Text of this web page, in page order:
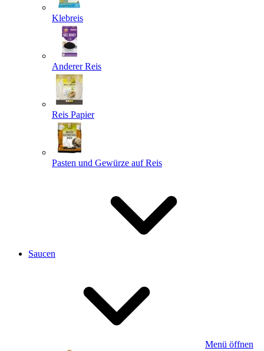
Klebreis
Anderer Reis
Reis Papier
Pasten und Gewürze auf Reis
Saucen
Menü öffnen